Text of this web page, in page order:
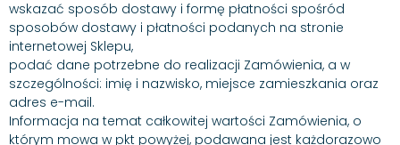
wskazać sposób dostawy i formę płatności spośród
sposobów dostawy i płatności podanych na stronie
internetowej Sklepu,
podać dane potrzebne do realizacji Zamówienia, a w
szczególności: imię i nazwisko, miejsce zamieszkania oraz
adres e-mail.
Informacja na temat całkowitej wartości Zamówienia, o
którym mowa w pkt powyżej, podawana jest każdorazowo